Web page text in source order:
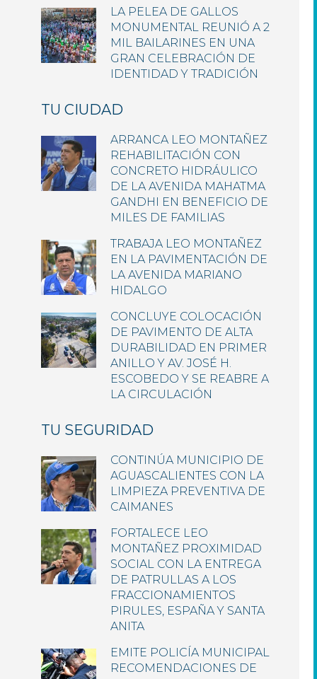
LA PELEA DE GALLOS
MONUMENTAL REUNIÓ A 2
MIL BAILARINES EN UNA
GRAN CELEBRACIÓN DE
IDENTIDAD Y TRADICIÓN
TU CIUDAD
ARRANCA LEO MONTAÑEZ
REHABILITACIÓN CON
CONCRETO HIDRÁULICO
DE LA AVENIDA MAHATMA
GANDHI EN BENEFICIO DE
MILES DE FAMILIAS
TRABAJA LEO MONTAÑEZ
EN LA PAVIMENTACIÓN DE
LA AVENIDA MARIANO
HIDALGO
CONCLUYE COLOCACIÓN
DE PAVIMENTO DE ALTA
DURABILIDAD EN PRIMER
ANILLO Y AV. JOSÉ H.
ESCOBEDO Y SE REABRE A
LA CIRCULACIÓN
TU SEGURIDAD
CONTINÚA MUNICIPIO DE
AGUASCALIENTES CON LA
LIMPIEZA PREVENTIVA DE
CAIMANES
FORTALECE LEO
MONTAÑEZ PROXIMIDAD
SOCIAL CON LA ENTREGA
DE PATRULLAS A LOS
FRACCIONAMIENTOS
PIRULES, ESPAÑA Y SANTA
ANITA
EMITE POLICÍA MUNICIPAL
RECOMENDACIONES DE